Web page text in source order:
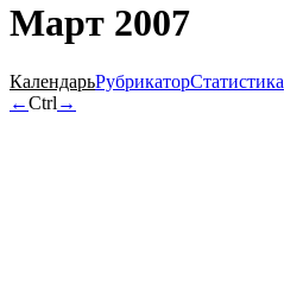
Март 2007
КалендарьРубрикаторСтатистика
←Ctrl →